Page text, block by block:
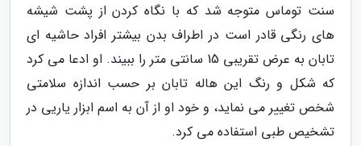
سنت توماس متوجه شد که با نگاه کردن از پشت شیشه
های رنگی قادر است در اطراف بدن بیشتر افراد حاشیه ای
تابان به عرض تقریبی 15 سانتی متر را ببیند. او ادعا می کرد
که شکل و رنگ این هاله تابان بر حسب اندازه سلامتی
شخص تغییر می نماید، و خود او از آن به اسم ابزار یاریی در
تشخیص طبی استفاده می کرد.